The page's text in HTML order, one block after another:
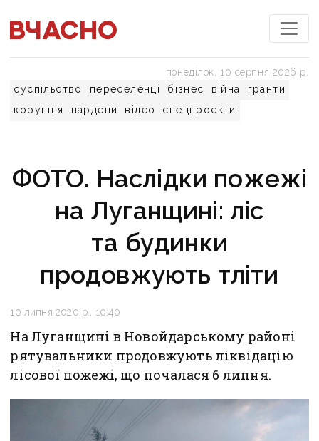
суспільство переселенці бізнес війна
гранти
корупція
нардепи відео спецпроєкти
понеділок, 10 серпня 2026 р.
ФОТО. Наслідки пожежі
на Луганщині: ліс
та будинки
продовжують тліти
10 липня 2020 р., 10:40
На Луганщині в Новойдарському районі
рятувальники продовжують ліквідацію
лісової пожежі, що почалася 6 липня.